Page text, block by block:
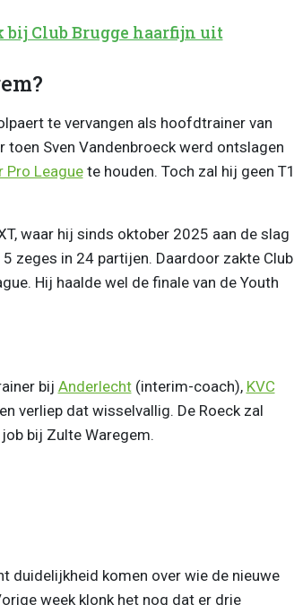
bij Club Brugge haarfijn uit
te vervangen als hoofdtrainer van
Sven Vandenbroeck werd ontslagen
Pro Leaguete houden. Toch zal hij geen T1
waar hij sinds oktober 2025 aan de slag
zeges in 24 partijen. Daardoor zakte Club
Hij haalde wel de finale van de Youth
bij Anderlecht(interim-coach), KVC
verliep dat wisselvallig. De Roeck zal
bij Zulte Waregem.
duidelijkheid komen over wie de nieuwe
week klonk het nog dat er drie